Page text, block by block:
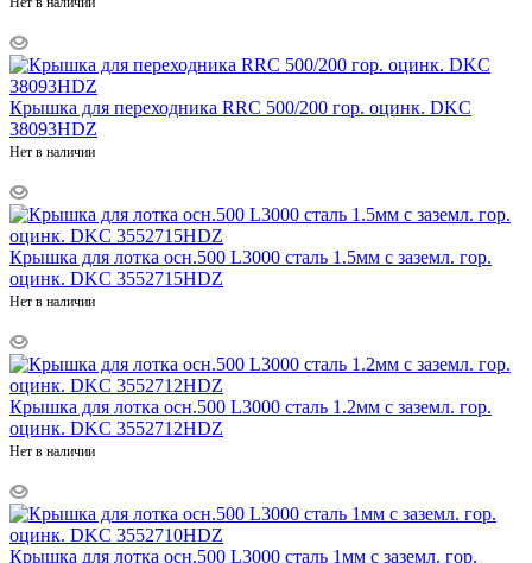
Крышка для переходника RRC 500/200 гор. оцинк. DKC
38093HDZ
Нет в наличии
Крышка для лотка осн.500 L3000 сталь 1.5мм с заземл. гор.
оцинк. DKC 3552715HDZ
Нет в наличии
Крышка для лотка осн.500 L3000 сталь 1.2мм с заземл. гор.
оцинк. DKC 3552712HDZ
Нет в наличии
Крышка для лотка осн.500 L3000 сталь 1мм с заземл. гор.